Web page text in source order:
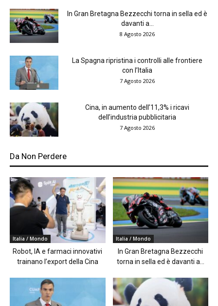
In Gran Bretagna Bezzecchi torna in sella ed è
davanti a...
8 Agosto 2026
La Spagna ripristina i controlli alle frontiere
con l’Italia
7 Agosto 2026
Cina, in aumento dell’11,3% i ricavi
dell’industria pubblicitaria
7 Agosto 2026
Da Non Perdere
Italia / Mondo
Robot, IA e farmaci innovativi
trainano l’export della Cina
Italia / Mondo
In Gran Bretagna Bezzecchi
torna in sella ed è davanti a...